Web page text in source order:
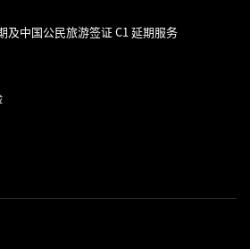
及中国公民旅游签证 C1 延期服务